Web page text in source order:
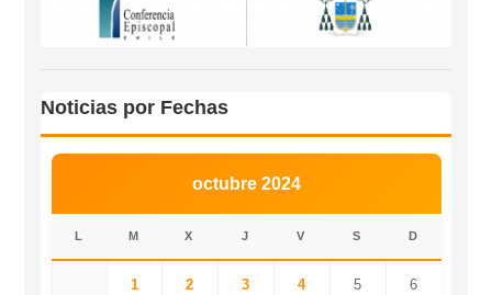
Noticias por Fechas
octubre 2024
L M X J V S D
1 2 3 4 5 6